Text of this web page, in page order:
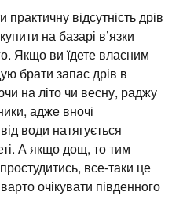
адже вночі
води натягується
А якщо дощ, то тим
все-таки це
очікувати південного
Світязем, а
інших Шацьких озерах, які
що там ще краще, ніж